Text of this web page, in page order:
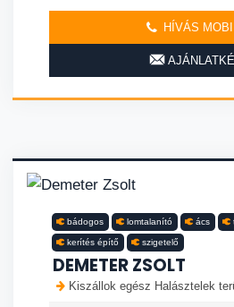
HÍVÁS
bádogos lomtalanító ács
kerítés építő szigetelő
DEMETER ZSOLT
Kiszállok egész Halásztelek